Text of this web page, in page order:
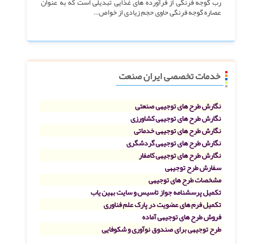
عصاره گوجه فرنگی حاوی حجم زیادی از خواص…
خدمات تخصصی ایران صنعت
نگارش طرح های توجیهی صنعتی
نگارش طرح های توجیهی کشاورزی
نگارش طرح های توجیهی خدماتی
نگارش طرح های توجیهی گردشگری
نگارش طرح های توجیهی کامفار
سفارش طرح توجیهی
مشخصات طرح های توجیهی
تکمیل پرسشنامه جواز تاسیس و سایت بهین یاب
تکمیل فرم های عضویت در پارک علم فناوری
فروش طرح های توجیهی آماده
طرح توجیهی برای صندوق نوآوری و شکوفایی